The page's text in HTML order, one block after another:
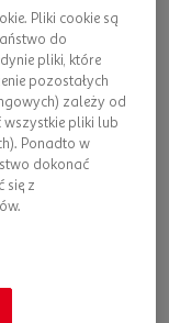
zawsze gotowy
do
i szukam
Chętnie
oraz odkrywam
otwartość i
naukowców. W
Pliki cookie są
do
pliki, które
pozostałych
zależy od
pliki lub
Ponadto w
dokonać
się z